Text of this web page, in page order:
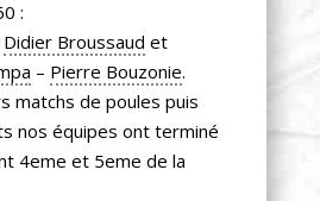
:
Didier Broussaud et
– Pierre Bouzonie.
matchs de poules puis
nos équipes ont terminé
4eme et 5eme de la